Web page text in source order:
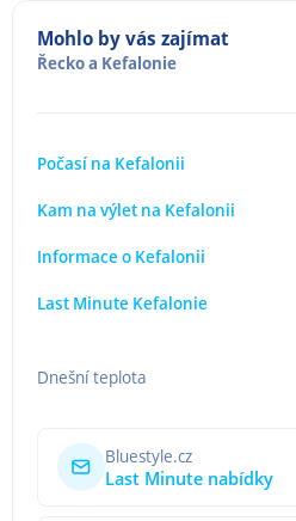
Mohlo by vás zajímat
Řeckoa Kefalonie
Počasí na Kefalonii
Kam na výlet na Kefalonii
Informace o Kefalonii
Last Minute Kefalonie
Dnešní teplota
Bluestyle.cz
Last Minute nabídky